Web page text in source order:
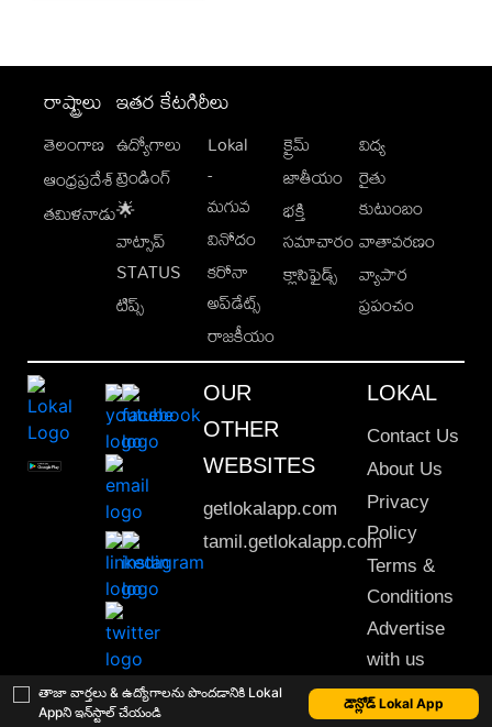
తాజా వార్తలు & ఉద్యోగాలను పొందడానికి Lokal
Appని ఇన్‌స్టాల్ చేయండి
డౌన్లోడ్ Lokal App
రాష్ట్రాలు
తెలంగాణ
ఆంధ్రప్రదేశ్
తమిళనాడు
ఇతర కేటగిరీలు
ఉద్యోగాలు
ట్రెండింగ్
🌟
వాట్సాప్
STATUS
టిప్స్
Lokal
-
మగువ
వినోదం
కరోనా
అప్‌డేట్స్
రాజకీయం
క్రైమ్
జాతీయం
భక్తి
సమాచారం
క్లాసిఫైడ్స్
విద్య
రైతు
కుటుంబం
వాతావరణం
వ్యాపార
ప్రపంచం
OUR
OTHER
WEBSITES
getlokalapp.com
tamil.getlokalapp.com
LOKAL
Contact Us
About Us
Privacy
Policy
Terms &
Conditions
Advertise
with us
Sitemap
This material may not be published, transmitted, rewritten or redistributed. © 2020 Lokal App. All rights reserved.